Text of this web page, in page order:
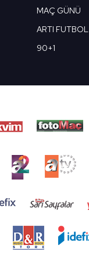
MAÇ GÜNÜ
ARTI FUTBOL
90+1